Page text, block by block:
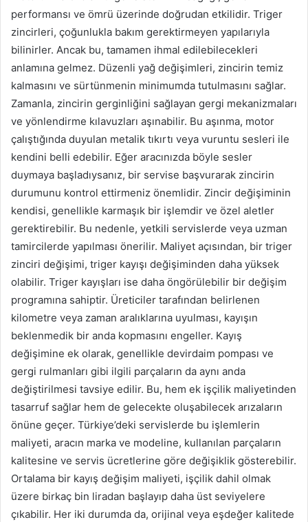
performansı ve ömrü üzerinde doğrudan etkilidir. Triger
zincirleri, çoğunlukla bakım gerektirmeyen yapılarıyla
bilinirler. Ancak bu, tamamen ihmal edilebilecekleri
anlamına gelmez. Düzenli yağ değişimleri, zincirin temiz
kalmasını ve sürtünmenin minimumda tutulmasını sağlar.
Zamanla, zincirin gerginliğini sağlayan gergi mekanizmaları
ve yönlendirme kılavuzları aşınabilir. Bu aşınma, motor
çalıştığında duyulan metalik tıkırtı veya vuruntu sesleri ile
kendini belli edebilir. Eğer aracınızda böyle sesler
duymaya başladıysanız, bir servise başvurarak zincirin
durumunu kontrol ettirmeniz önemlidir. Zincir değişiminin
kendisi, genellikle karmaşık bir işlemdir ve özel aletler
gerektirebilir. Bu nedenle, yetkili servislerde veya uzman
tamircilerde yapılması önerilir. Maliyet açısından, bir triger
zinciri değişimi, triger kayışı değişiminden daha yüksek
olabilir. Triger kayışları ise daha öngörülebilir bir değişim
programına sahiptir. Üreticiler tarafından belirlenen
kilometre veya zaman aralıklarına uyulması, kayışın
beklenmedik bir anda kopmasını engeller. Kayış
değişimine ek olarak, genellikle devirdaim pompası ve
gergi rulmanları gibi ilgili parçaların da aynı anda
değiştirilmesi tavsiye edilir. Bu, hem ek işçilik maliyetinden
tasarruf sağlar hem de gelecekte oluşabilecek arızaların
önüne geçer. Türkiye’deki servislerde bu işlemlerin
maliyeti, aracın marka ve modeline, kullanılan parçaların
kalitesine ve servis ücretlerine göre değişiklik gösterebilir.
Ortalama bir kayış değişim maliyeti, işçilik dahil olmak
üzere birkaç bin liradan başlayıp daha üst seviyelere
çıkabilir. Her iki durumda da, orijinal veya eşdeğer kalitede